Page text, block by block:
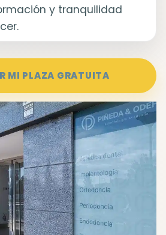
y tranquilidad
MI PLAZA GRATUITA